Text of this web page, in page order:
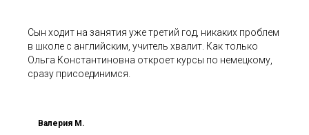
Сын ходит на занятия уже третий год, никаких проблем
в школе с английским, учитель хвалит. Как только
Ольга Константиновна откроет курсы по немецкому,
сразу присоединимся.
Валерия М.